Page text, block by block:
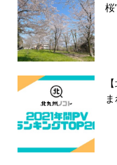
桜